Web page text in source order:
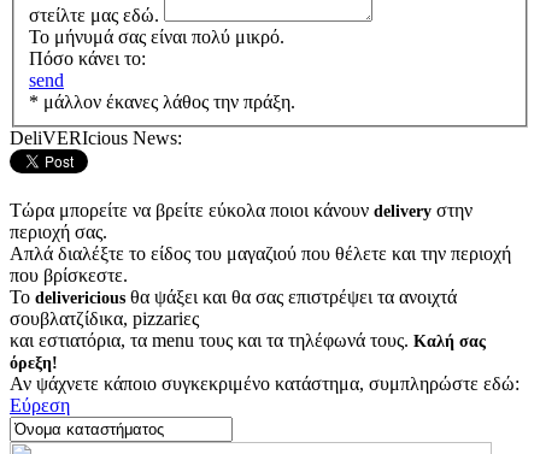
στείλτε μας εδώ.
Το μήνυμά σας είναι πολύ μικρό.
Πόσο κάνει το:
send
* μάλλον έκανες λάθος την πράξη.
DeliVERIcious News:
Τώρα μπορείτε να βρείτε εύκολα ποιοι κάνουν delivery στην
περιοχή σας.
Απλά διαλέξτε το είδος του μαγαζιού που θέλετε και την περιοχή
που βρίσκεστε.
Το delivericious θα ψάξει και θα σας επιστρέψει τα ανοιχτά
σουβλατζίδικα, pizzariες
και εστιατόρια, τα menu τους και τα τηλέφωνά τους. Καλή σας
όρεξη!
Αν ψάχνετε κάποιο συγκεκριμένο κατάστημα, συμπληρώστε εδώ:
Εύρεση